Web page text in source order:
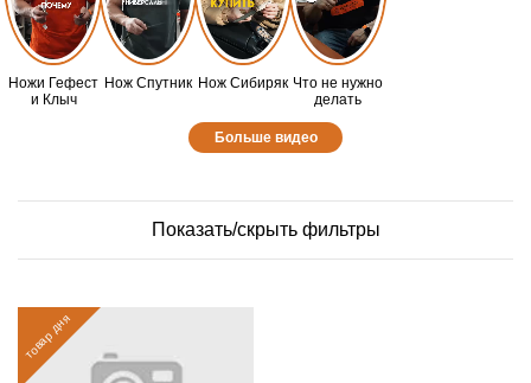
Ножи Гефест
и Клыч
Нож Спутник Нож Сибиряк Что не нужно
делать
Больше видео
Показать/скрыть фильтры
товар дня